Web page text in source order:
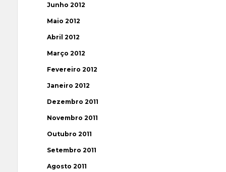
Junho 2012
Maio 2012
Abril 2012
Março 2012
Fevereiro 2012
Janeiro 2012
Dezembro 2011
Novembro 2011
Outubro 2011
Setembro 2011
Agosto 2011